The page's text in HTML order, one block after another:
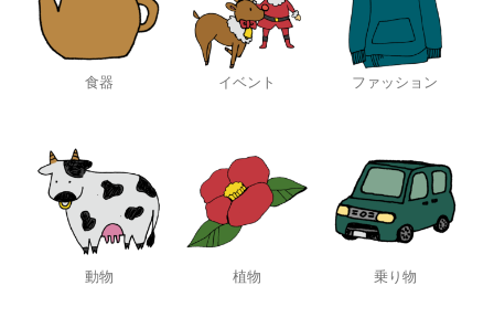
食器 イベント ファッション
動物 植物 乗り物